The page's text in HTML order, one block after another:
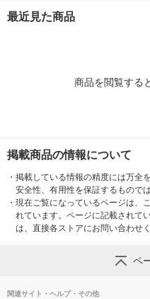
L
最近見た商品
商品を閲覧する
掲載商品の情報について
・ 掲載している情報の精度には万全
安全性、有用性を保証するもので
・ 現在ご覧になっているページは、
れています。ページに記載されて
は、直接各ストアにお問い合わせく
ペ
関連サイト・ヘルプ・その他